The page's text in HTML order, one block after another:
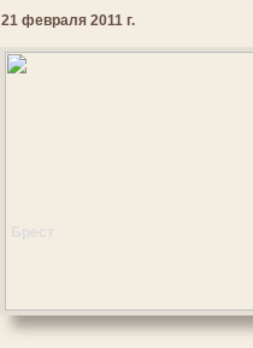
21 февраля 2011 г.